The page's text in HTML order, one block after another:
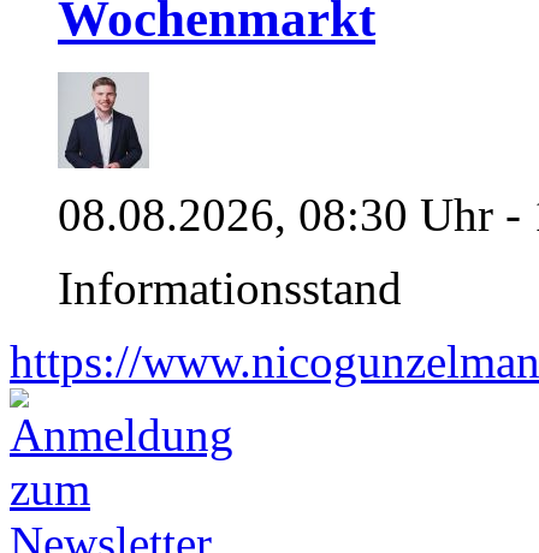
Wochenmarkt
08.08.2026, 08:30 Uhr -
Informationsstand
https://